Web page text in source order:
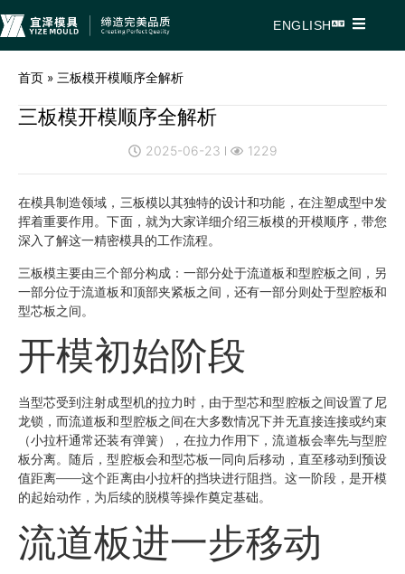
ENGLISH
首页 » 三板模开模顺序全解析
三板模开模顺序全解析
2025-06-23 1229
在模具制造领域，三板模以其独特的设计和功能，在注塑成型中发
挥着重要作用。下面，就为大家详细介绍三板模的开模顺序，带您
深入了解这一精密模具的工作流程。
三板模主要由三个部分构成：一部分处于流道板和型腔板之间，另
一部分位于流道板和顶部夹紧板之间，还有一部分则处于型腔板和
型芯板之间。
开模初始阶段
当型芯受到注射成型机的拉力时，由于型芯和型腔板之间设置了尼
龙锁，而流道板和型腔板之间在大多数情况下并无直接连接或约束
（小拉杆通常还装有弹簧），在拉力作用下，流道板会率先与型腔
板分离。随后，型腔板会和型芯板一同向后移动，直至移动到预设
值距离——这个距离由小拉杆的挡块进行阻挡。这一阶段，是开模
的起始动作，为后续的脱模等操作奠定基础。
流道板进一步移动